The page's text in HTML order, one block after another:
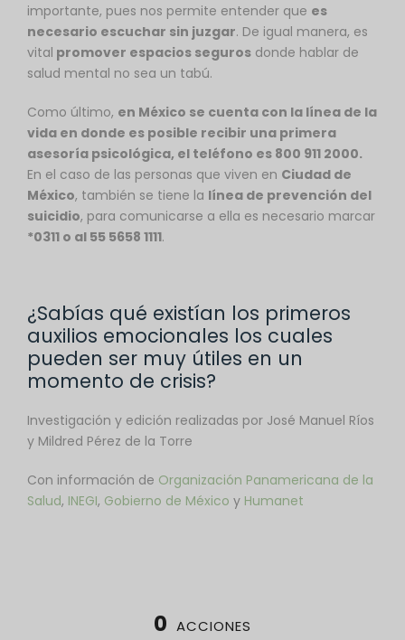
importante, pues nos permite entender que es
necesario escuchar sin juzgar. De igual manera, es
vital promover espacios seguros donde hablar de
salud mental no sea un tabú.
Como último, en México se cuenta con la línea de la
vida en donde es posible recibir una primera
asesoría psicológica, el teléfono es 800 911 2000.
En el caso de las personas que viven en Ciudad de
México, también se tiene la línea de prevención del
suicidio, para comunicarse a ella es necesario marcar
*0311 o al 55 5658 1111.
¿Sabías qué existían los primeros
auxilios emocionales los cuales
pueden ser muy útiles en un
momento de crisis?
Investigación y edición realizadas por José Manuel Ríos
y Mildred Pérez de la Torre
Con información de Organización Panamericana de la
Salud, INEGI, Gobierno de México y Humanet
0 ACCIONES